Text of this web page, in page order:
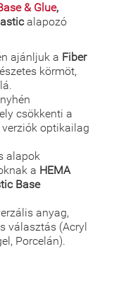
& Glue,
alapozó
ajánljuk a Fiber
körmöt,
csökkenti a
verziók optikailag
alapok
a HEMA
Base
anyag,
választás (Acryl
Porcelán).